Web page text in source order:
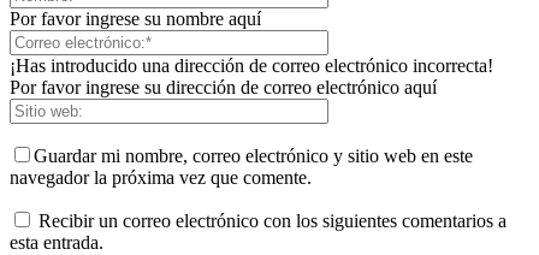
Por favor ingrese su nombre aquí
¡Has introducido una dirección de correo electrónico incorrecta!
Por favor ingrese su dirección de correo electrónico aquí
Guardar mi nombre, correo electrónico y sitio web en este
navegador la próxima vez que comente.
Recibir un correo electrónico con los siguientes comentarios a
esta entrada.